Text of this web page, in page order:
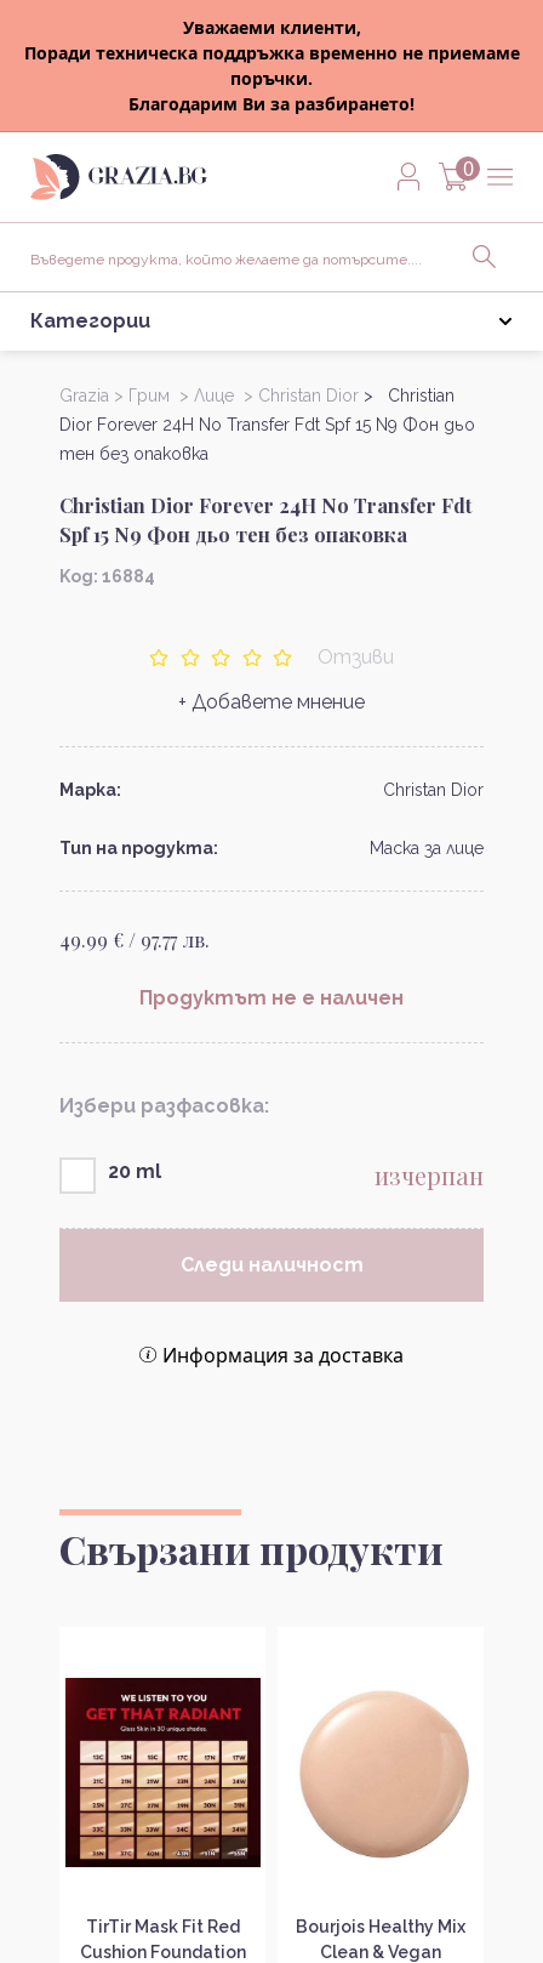
Уважаеми клиенти,
Поради техническа поддръжка временно не приемаме
поръчки.
Благодарим Ви за разбирането!
0
Категории
Grazia > Грим > Лице > Christan Dior > Christian
Dior Forever 24H No Transfer Fdt Spf 15 N9 Фон дьо
тен без опаковка
Christian Dior Forever 24H No Transfer Fdt
Spf 15 N9 Фон дьо тен без опаковка
Kод: 16884
Отзиви
+ Добавете мнение
Марка: Christan Dior
Тип на продукта: Маска за лице
49.99 € / 97.77 лв.
Продуктът не е наличен
Избери разфасовка:
20 ml изчерпан
Следи наличност
Информация за доставка
Свързани продукти
TirTir Mask Fit Red
Cushion Foundation
Bourjois Healthy Mix
Clean & Vegan